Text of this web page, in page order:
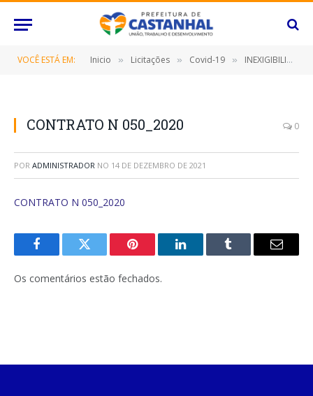
VOCÊ ESTÁ EM: Inicio » Licitações » Covid-19 » INEXIGIBILIDADE Nº 020/2020 (SELEÇÃO DE 100 (CEM) PRODUTOS DE CONTEÚDOS ARTÍSTICO-CULTURAIS EM FORMATO DIGITAL, COM APRESENTAÇÕES VIA LIVE OU VÍDEO INÉDITO PRÉ-PRODUZIDO, QUE COMPORÃO A PROGRAMAÇÃO ESPECIAL DE DIFUSÃO DA CULTURA NO CONTEXTO DO ENFRENTAMENTO AO COVID-19)
CONTRATO N 050_2020 0
POR ADMINISTRADOR NO 14 DE DEZEMBRO DE 2021
CONTRATO N 050_2020
FacebookTwitter Pinterest O
Tumblr
E-
Os comentários estão fechados.